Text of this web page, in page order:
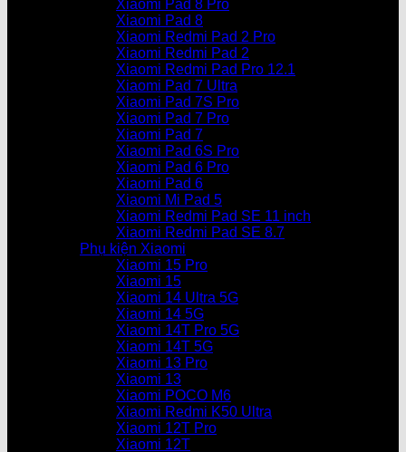
Xiaomi Pad 8 Pro
Xiaomi Pad 8
Xiaomi Redmi Pad 2 Pro
Xiaomi Redmi Pad 2
Xiaomi Redmi Pad Pro 12.1
Xiaomi Pad 7 Ultra
Xiaomi Pad 7S Pro
Xiaomi Pad 7 Pro
Xiaomi Pad 7
Xiaomi Pad 6S Pro
Xiaomi Pad 6 Pro
Xiaomi Pad 6
Xiaomi Mi Pad 5
Xiaomi Redmi Pad SE 11 inch
Xiaomi Redmi Pad SE 8.7
Phụ kiện Xiaomi
Xiaomi 15 Pro
Xiaomi 15
Xiaomi 14 Ultra 5G
Xiaomi 14 5G
Xiaomi 14T Pro 5G
Xiaomi 14T 5G
Xiaomi 13 Pro
Xiaomi 13
Xiaomi POCO M6
Xiaomi Redmi K50 Ultra
Xiaomi 12T Pro
Xiaomi 12T